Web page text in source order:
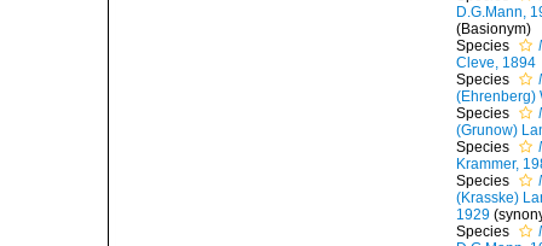
D.G.Mann,
(Basionym)
Species
Cleve, 1894
Species
(Ehrenberg)
Species
(Grunow)
Species
Krammer,
Species
(Krasske)
1929
Species